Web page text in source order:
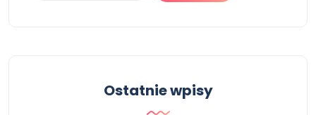
Ostatnie wpisy